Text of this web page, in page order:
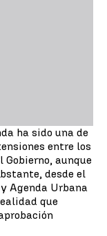
ha sido una de
entre los
Gobierno, aunque
desde el
Agenda Urbana
que